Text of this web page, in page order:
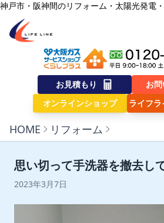
内容をスキップ
神戸市・阪神間のリフォーム・太陽光発電
株式会社ライフライン
お見積もり
お
オンラインショップ
ライフ
HOME リフォーム
思い切って手洗器を撤去し
2023年3月7日